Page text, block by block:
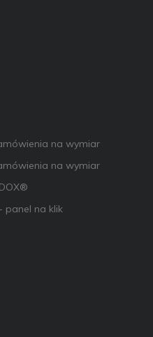
na wymiar
na wymiar
panel na klik